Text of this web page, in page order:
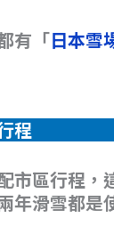
有「日本雪
程
市區行程，
年滑雪都是